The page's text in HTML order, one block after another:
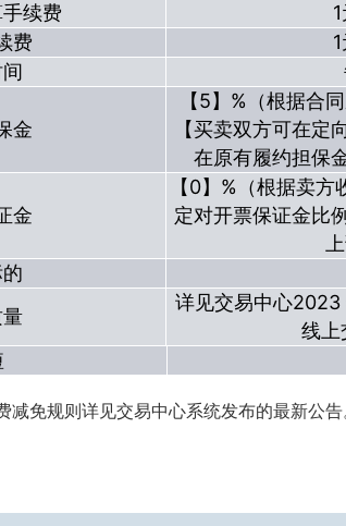
续费
费
金
【5】%（根据合
【买卖双方可在定
在原有履约担保
金
【0】%（根据卖
定对开票保证金比
详见交易中心2023
线上
免规则详见交易中心系统发布的最新公告